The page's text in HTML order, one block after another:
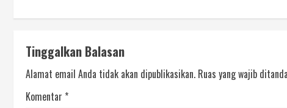
Tinggalkan Balasan
Alamat email Anda tidak akan dipublikasikan. Ruas yang wajib
Komentar *